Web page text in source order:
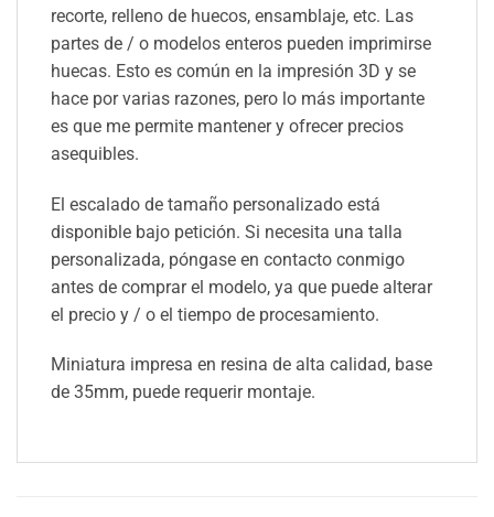
recorte, relleno de huecos, ensamblaje, etc. Las
partes de / o modelos enteros pueden imprimirse
huecas. Esto es común en la impresión 3D y se
hace por varias razones, pero lo más importante
es que me permite mantener y ofrecer precios
asequibles.
El escalado de tamaño personalizado está
disponible bajo petición. Si necesita una talla
personalizada, póngase en contacto conmigo
antes de comprar el modelo, ya que puede alterar
el precio y / o el tiempo de procesamiento.
Miniatura impresa en resina de alta calidad, base
de 35mm, puede requerir montaje.